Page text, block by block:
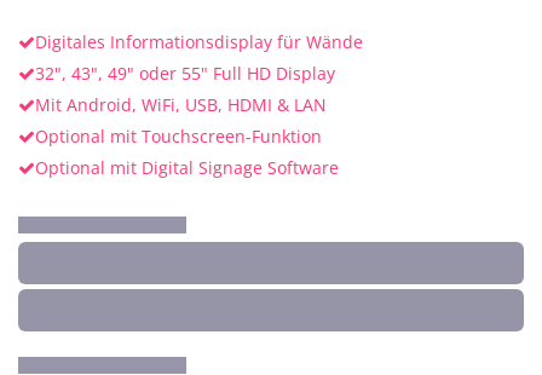
Digitales Informationsdisplay für Wände
32", 43", 49" oder 55" Full HD Display
Mit Android, WiFi, USB, HDMI & LAN
Optional mit Touchscreen-Funktion
Optional mit Digital Signage Software